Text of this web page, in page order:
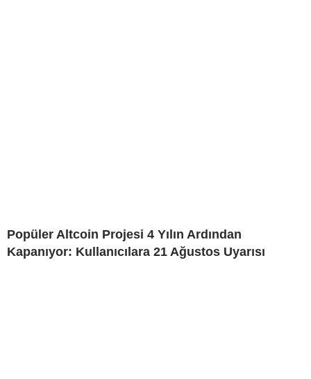
Popüler Altcoin Projesi 4 Yılın Ardından
Kapanıyor: Kullanıcılara 21 Ağustos Uyarısı